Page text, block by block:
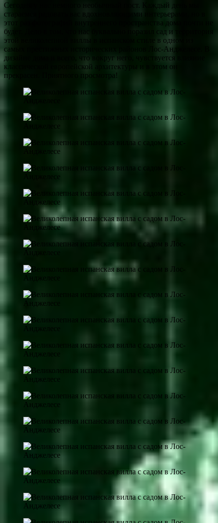
Сегодня у нас немного необычный пост. Каждый день мы
стараемся радовать вас вдохновляющими интерьерами, но в
этот раз фотографий внутреннего пространства дома почти не
будет. Дело в том, что нас буквально поразил сад и территория
этой великолепной виллы в испанском стиле в одном из
самых престижных исторических районов Лос-Анджелесе. В
дизайне дома и всего, что вокруг него, чувствуется влияние
классической европейской архитектуры и в этом он
прекрасен. Приятного просмотра!